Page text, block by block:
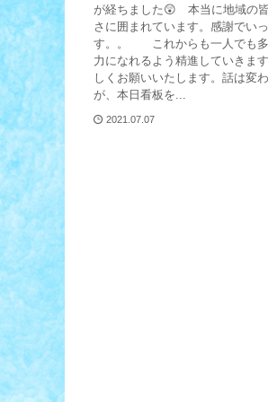
が経ちました😲 本当に地域の
さに囲まれています。感謝でい
す。。 これからも一人でも多
力になれるよう精進していきま
しくお願いいたします。話は変
が、本日看板を...
2021.07.07